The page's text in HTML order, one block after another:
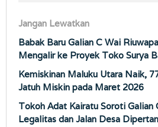
Jangan Lewatkan
Babak Baru Galian C Wai
Mengalir ke Proyek Toko Surya
Kemiskinan Maluku Utara Naik,
Jatuh Miskin pada Maret 2026
Tokoh Adat Kairatu Soroti Galian
Legalitas dan Jalan Desa